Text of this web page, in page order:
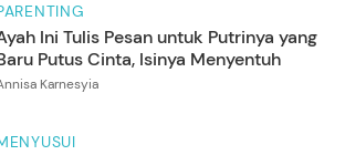
Ini Tulis Pesan untuk Putrinya yang
Putus Cinta, Isinya Menyentuh
Karnesyia